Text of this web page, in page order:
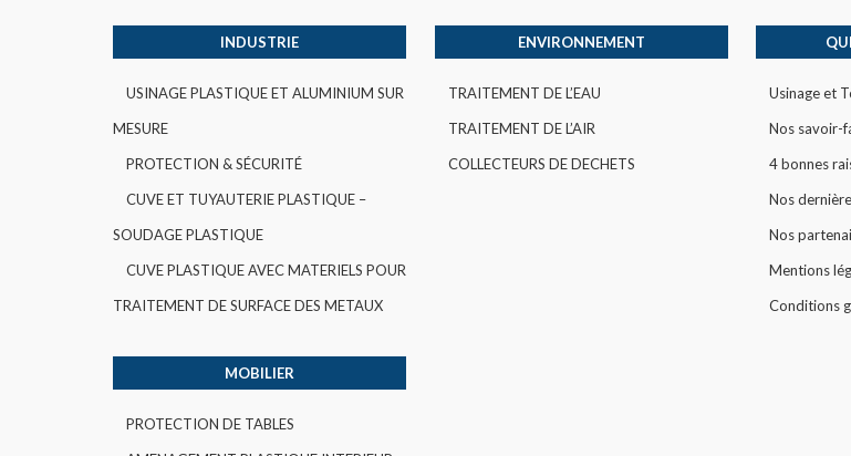
INDUSTRIE
USINAGE PLASTIQUE ET ALUMINIUM SUR
MESURE
PROTECTION & SÉCURITÉ
CUVE ET TUYAUTERIE PLASTIQUE –
SOUDAGE PLASTIQUE
CUVE PLASTIQUE AVEC MATERIELS POUR
TRAITEMENT DE SURFACE DES METAUX
MOBILIER
PROTECTION DE TABLES
ENVIRONNEMENT
TRAITEMENT DE L’EAU
TRAITEMENT DE L’AIR
COLLECTEURS DE DECHETS
Usinage et
Nos savoir-
4 bonnes
Nos
Nos
Mentions
Conditions